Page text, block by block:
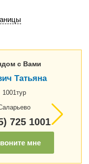
с Вами
Татьяна
1001тур
725 1001
мне